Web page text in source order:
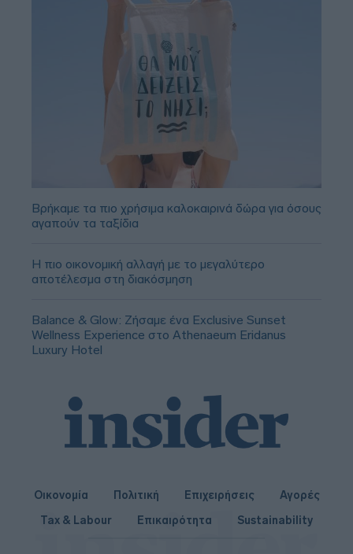
Βρήκαμε τα πιο χρήσιμα καλοκαιρινά δώρα για όσους
αγαπούν τα ταξίδια
Η πιο οικονομική αλλαγή με το μεγαλύτερο
αποτέλεσμα στη διακόσμηση
Balance & Glow: Ζήσαμε ένα Exclusive Sunset
Wellness Experience στο Athenaeum Eridanus
Luxury Hotel
Οικονομία Πολιτική Επιχειρήσεις
Αγορές
Tax & Labour
Επικαιρότητα Sustainability